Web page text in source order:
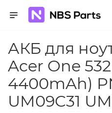
АКБ для
Acer One 532
4400mAh)
UM09C31